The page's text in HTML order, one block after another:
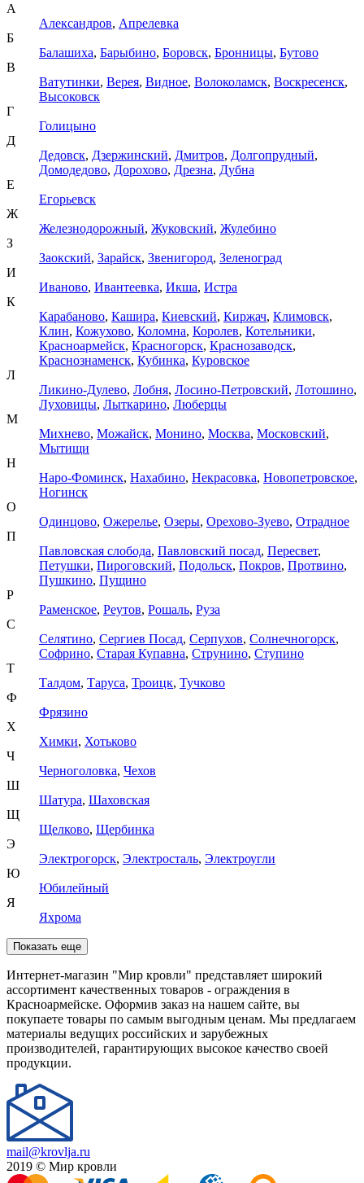
А
Александров, Апрелевка
Б
Балашиха, Барыбино, Боровск, Бронницы, Бутово
В
Ватутинки, Верея, Видное, Волоколамск, Воскресенск,
Высоковск
Г
Голицыно
Д
Дедовск, Дзержинский, Дмитров, Долгопрудный,
Домодедово, Дорохово, Дрезна, Дубна
Е
Егорьевск
Ж
Железнодорожный, Жуковский, Жулебино
З
Заокский, Зарайск, Звенигород, Зеленоград
И
Иваново, Ивантеевка, Икша, Истра
К
Карабаново, Кашира, Киевский, Киржач, Климовск,
Клин, Кожухово, Коломна, Королев, Котельники,
Красноармейск, Красногорск, Краснозаводск,
Краснознаменск, Кубинка, Куровское
Л
Ликино-Дулево, Лобня, Лосино-Петровский, Лотошино,
Луховицы, Лыткарино, Люберцы
М
Михнево, Можайск, Монино, Москва, Московский,
Мытищи
Н
Наро-Фоминск, Нахабино, Некрасовка, Новопетровское,
Ногинск
О
Одинцово, Ожерелье, Озеры, Орехово-Зуево, Отрадное
П
Павловская слобода, Павловский посад, Пересвет,
Петушки, Пироговский, Подольск, Покров, Протвино,
Пушкино, Пущино
Р
Раменское, Реутов, Рошаль, Руза
С
Селятино, Сергиев Посад, Серпухов, Солнечногорск,
Софрино, Старая Купавна, Струнино, Ступино
Т
Талдом, Таруса, Троицк, Тучково
Ф
Фрязино
Х
Химки, Хотьково
Ч
Черноголовка, Чехов
Ш
Шатура, Шаховская
Щ
Щелково, Щербинка
Э
Электрогорск, Электросталь, Электроугли
Ю
Юбилейный
Я
Яхрома
Показать еще
Интернет-магазин "Мир кровли" представляет широкий
ассортимент качественных товаров - ограждения в
Красноармейске. Оформив заказ на нашем сайте, вы
покупаете товары по самым выгодным ценам. Мы предлагаем
материалы ведущих российских и зарубежных
производителей, гарантирующих высокое качество своей
продукции.
mail@krovlja.ru
2019 © Мир кровли